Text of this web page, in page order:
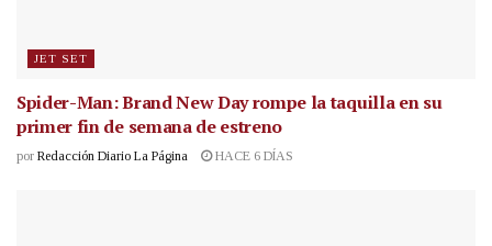
JET SET
Spider-Man: Brand New Day rompe la taquilla en su
primer fin de semana de estreno
por Redacción Diario La Página HACE 6 DÍAS